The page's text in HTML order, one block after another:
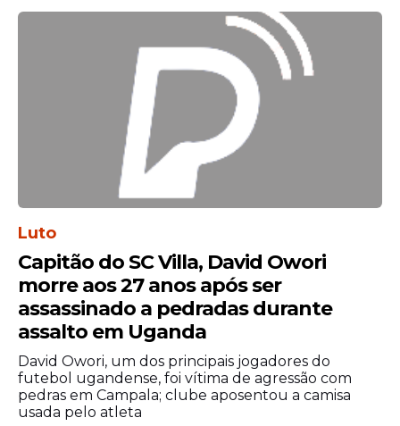
Luto
Capitão do SC Villa, David Owori
morre aos 27 anos após ser
assassinado a pedradas durante
assalto em Uganda
David Owori, um dos principais jogadores do
futebol ugandense, foi vítima de agressão com
pedras em Campala; clube aposentou a camisa
usada pelo atleta